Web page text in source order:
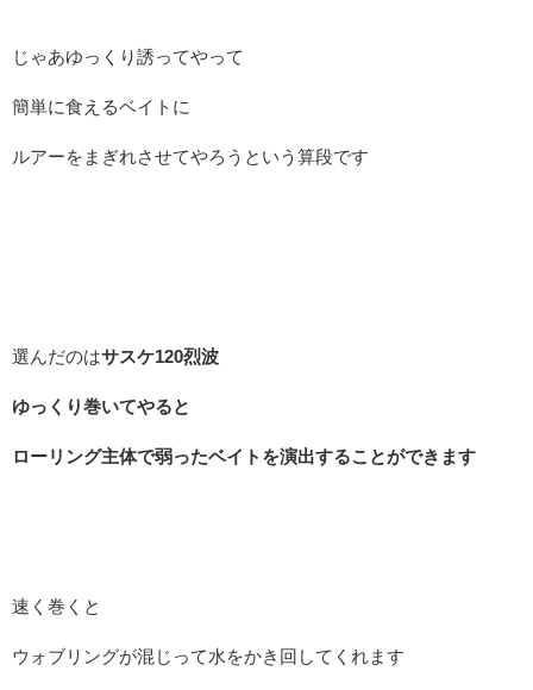
じゃあゆっくり誘ってやって
簡単に食えるベイトに
ルアーをまぎれさせてやろうという算段です
選んだのはサスケ120烈波
ゆっくり巻いてやると
ローリング主体で弱ったベイトを演出することができます
速く巻くと
ウォブリングが混じって水をかき回してくれます